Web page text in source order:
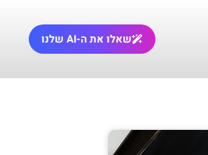
שאלו את ה-AI שלנו